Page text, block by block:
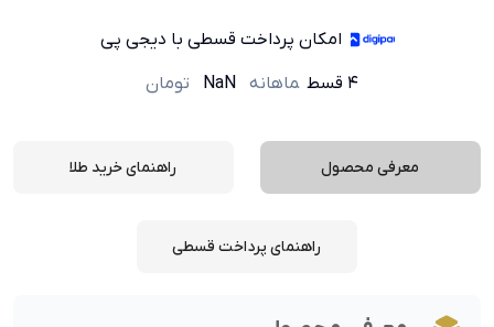
امکان پرداخت قسطی با دیجی پی
۴ قسط
ماهانه NaN تومان
معرفی محصول راهنمای خرید طلا
راهنمای پرداخت قسطی